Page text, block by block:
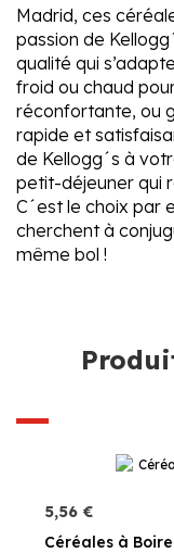
Madrid, ces
passion de
qualité qui
froid ou chaud
réconfortante, ou
rapide et
de Kellogg´s à
petit-déjeuner qui
C´est le choix par
cherchent à
même bol !
5,56 €
Céréales à